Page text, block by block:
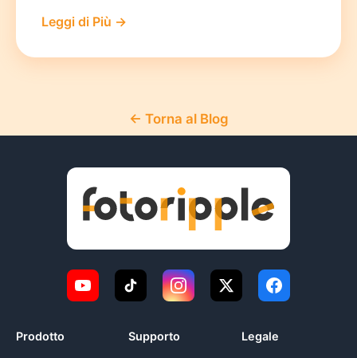
Leggi di Più →
← Torna al Blog
Prodotto Supporto Legale